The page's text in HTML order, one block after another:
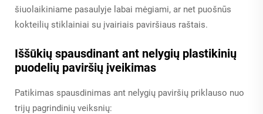
šiuolaikiniame pasaulyje labai mėgiami, ar net puošnūs
kokteilių stiklainiai su įvairiais paviršiaus raštais.
Iššūkių spausdinant ant nelygių plastikinių
puodelių paviršių įveikimas
Patikimas spausdinimas ant nelygių paviršių priklauso nuo
trijų pagrindinių veiksnių: